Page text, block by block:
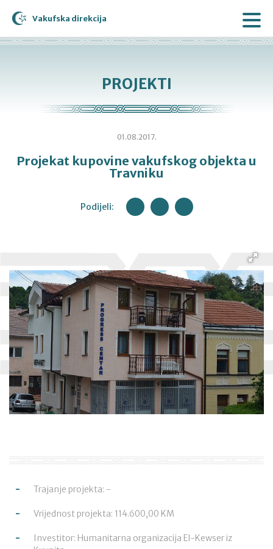
Vakufska direkcija
PROJEKTI
01.08.2017.
Projekat kupovine vakufskog objekta u
Travniku
Podijeli:
Trajanje projekta: -
Vrijednost projekta: 114.600,00 KM
Investitor: Humanitarna organizacija El-Kewser iz